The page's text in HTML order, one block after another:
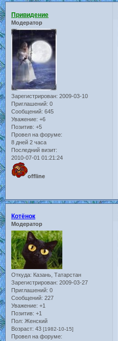
Привидение
Модератор
Зарегистрирован: 2009-03-10
Приглашений: 0
Сообщений: 645
Уважение: +6
Позитив: +5
Провел на форуме:
8 дней 2 часа
Последний визит:
2010-07-01 01:21:24
offline
Котёнок
Модератор
Откуда: Казань, Татарстан
Зарегистрирован: 2009-03-27
Приглашений: 0
Сообщений: 227
Уважение: +1
Позитив: +1
Пол: Женский
Возраст: 43 [1982-10-15]
Провел на форуме: